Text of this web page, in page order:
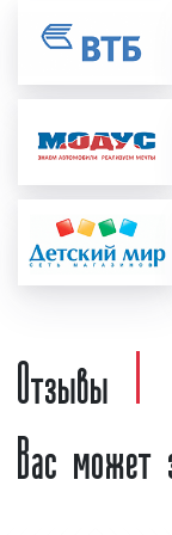
прайма,
радио.
точки
Отзывы
Вас может